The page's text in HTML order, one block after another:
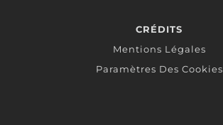
CRÉDITS
Mentions Légales
Paramètres Des Cookies